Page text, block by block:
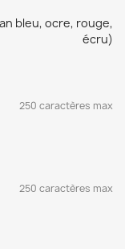
bleu, ocre, rouge,
écru)
250 caractères max
250 caractères max